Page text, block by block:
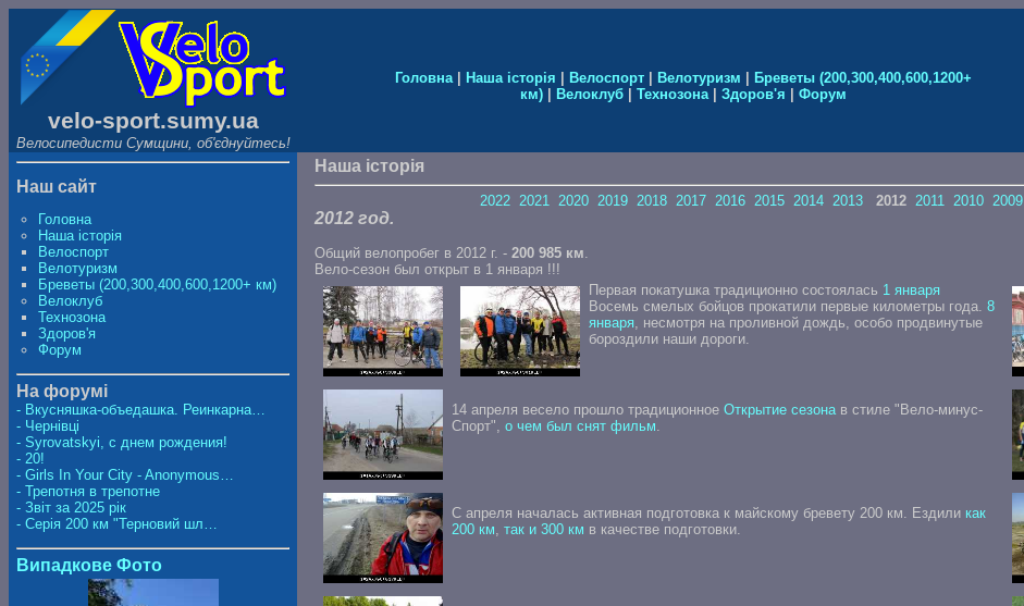
velo-sport.sumy.ua
Велосипедисти Сумщини, об'єднуйтесь!
Головна| Наша історія Велоспорт Велотуризм
Бреветы (200,300,400,600,1200+
км)
Велоклуб Технозона| Здоров'я Форум
Наш сайт
Головна
Наша історія
Велоспорт
Велотуризм
Бреветы (200,300,400,600,1200+ км)
Велоклуб
Технозона
Здоров'я
Форум
На форумі
- Вкусняшка-объедашка. Реинкарна…
- Чернівці
- Syrovatskyi, с днем рождения!
- 20!
- Girls In Your City - Anonymous…
- Трепотня в трепотне
- Звіт за 2025 рік
- Серія 200 км "Терновий шл…
Випадкове Фото
Наша історія
2022 2021 2020 2019 2018 2017 2016 2015 2014 2013 20122011 2010 2009
2012 год.
Общий велопробег в 2012 г. - 200 985 км.
Вело-сезон был открыт в 1 января !!!
Первая покатушка традиционно состоялась 1 января
Восемь смелых бойцов прокатили первые километры года. 8
января, несмотря на проливной дождь, особо продвинутые
бороздили наши дороги.
14 апреля весело прошло традиционное Открытие сезонав стиле "Вело-минус-
Спорт", о чем был снят фильм.
С апреля началась активная подготовка к майскому бревету 200 км. Ездили как
200 км, так и 300 км в качестве подготовки.